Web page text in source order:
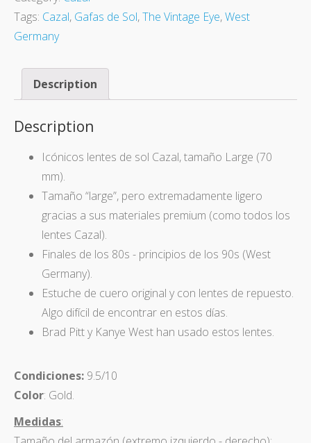
Tags: Cazal, Gafas de Sol,The Vintage Eye,West
Germany
Description
Description
Icónicos lentes de sol Cazal, tamaño Large (70
mm).
Tamaño “large”, pero extremadamente ligero
gracias a sus materiales premium (como todos los
lentes Cazal).
Finales de los 80s - principios de los 90s (West
Germany).
Estuche de cuero original y con lentes de repuesto.
Algo difícil de encontrar en estos días.
Brad Pitt y Kanye West han usado estos lentes.
Condiciones: 9.5/10
Color: Gold.
Medidas: